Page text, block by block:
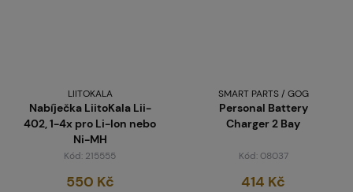
LIITOKALA
Nabíječka LiitoKala Lii-
402, 1-4x pro Li-Ion nebo
Ni-MH
Kód: 215555
550 Kč
SMART PARTS / GOG
Personal Battery
Charger 2 Bay
Kód: 08037
414 Kč